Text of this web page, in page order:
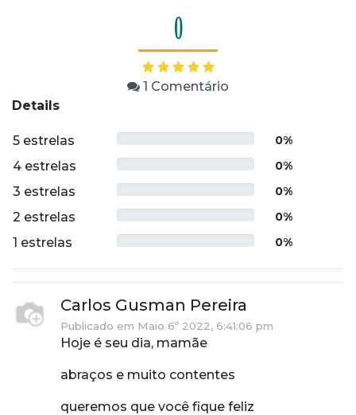
0
1 Comentário
Details
5 estrelas 0%
4 estrelas 0%
3 estrelas 0%
2 estrelas 0%
1 estrelas 0%
Carlos Gusman Pereira
Publicado em Maio 6º 2022, 6:41:06 pm
Hoje é seu dia, mamãe
abraços e muito contentes
queremos que você fique feliz